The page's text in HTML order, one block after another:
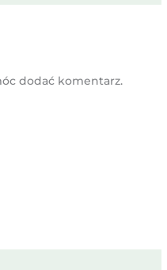
dodać komentarz.